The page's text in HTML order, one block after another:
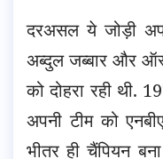
दरअसल ये जोड़ी
अब्दुल जब्बार और
को दोहरा रही थी.
अपनी टीम को
भीतर ही चैंपियन